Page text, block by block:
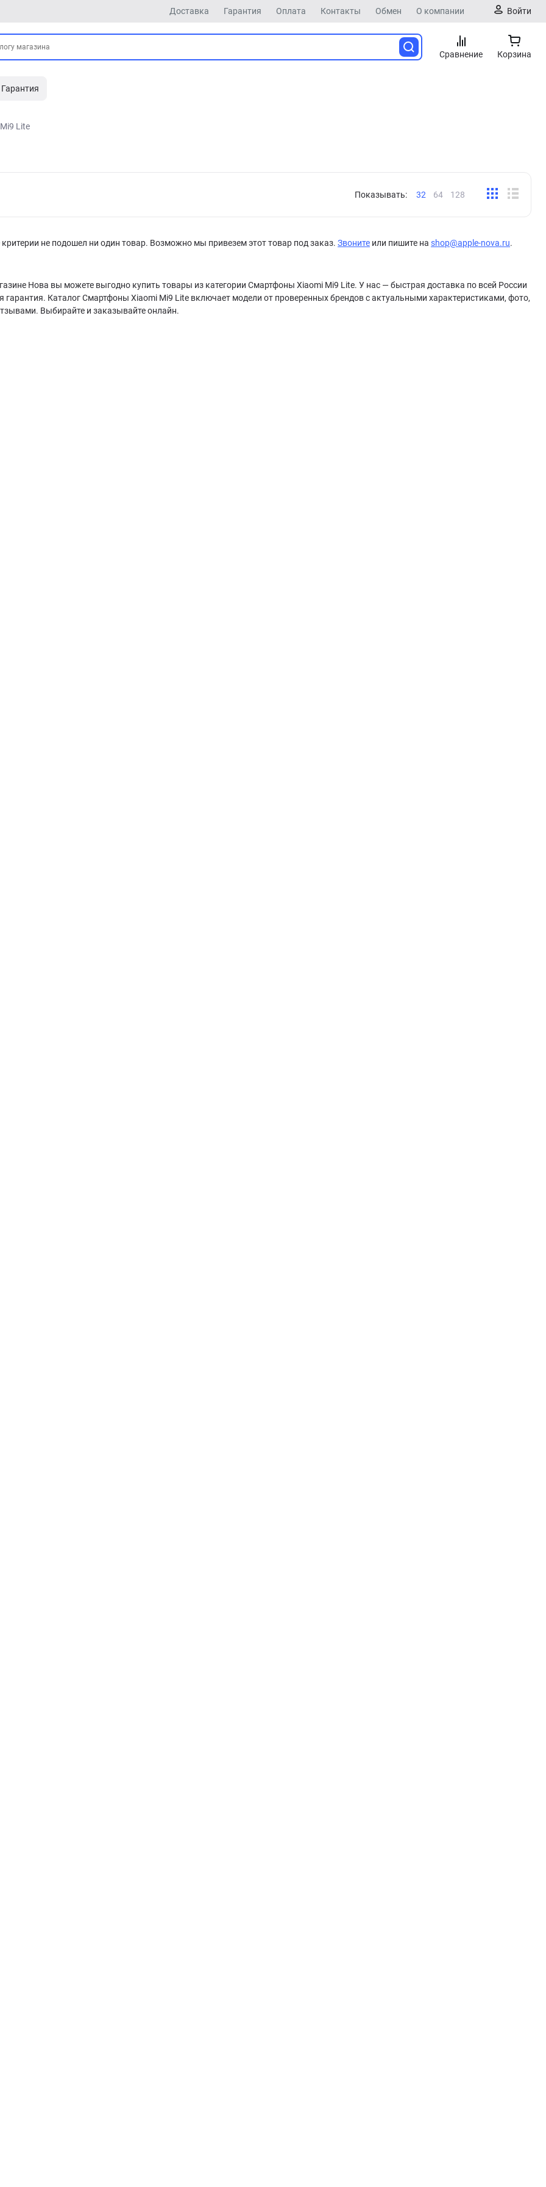
Доставка Гарантия Оплата Контакты Обмен О компании Войти
Сравнение Корзина
Гарантия
Mi9 Lite
Показывать: 32 64 128
не подошел ни один товар. Возможно мы привезем этот товар под заказ. Звоните или пишите на shop@apple-nova.ru.
Нова вы можете выгодно купить товары из категории Смартфоны Xiaomi Mi9 Lite. У нас — быстрая доставка по всей России
гарантия. Каталог Смартфоны Xiaomi Mi9 Lite включает модели от проверенных брендов с актуальными характеристиками, фото,
Выбирайте и заказывайте онлайн.